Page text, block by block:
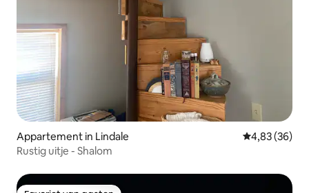
Appartement in Lindale Gemiddelde
4,83 (36)
Rustig uitje - Shalom